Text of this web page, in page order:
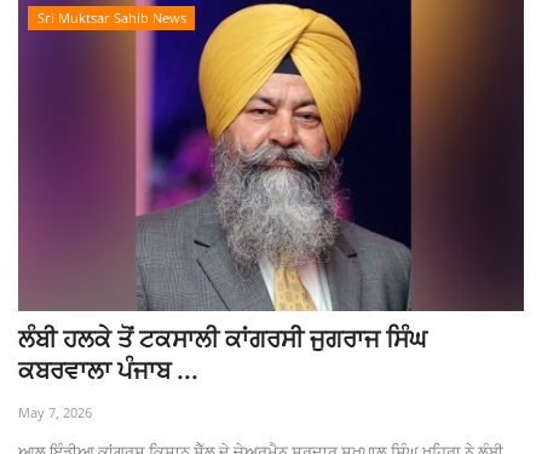
Sri Muktsar Sahib News
ਲੰਬੀ ਹਲਕੇ ਤੋਂ ਟਕਸਾਲੀ ਕਾਂਗਰਸੀ ਜੁਗਰਾਜ ਸਿੰਘ
ਕਬਰਵਾਲਾ ਪੰਜਾਬ ...
May 7, 2026